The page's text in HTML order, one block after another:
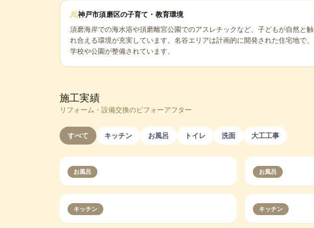
神戸市須磨区の子育て・教育環境
須磨海岸での海水浴や須磨離宮公園でのアスレチックなど、子どもが自然と触
れ合える環境が充実しています。名谷エリアは計画的に開発された住宅地で、
学校や公園が整備されています。
施工実績
リフォーム・設備交換のビフォーアフター
すべて キッチン お風呂 トイレ 洗面 大工工事
お風呂 お風呂
キッチン キッチン